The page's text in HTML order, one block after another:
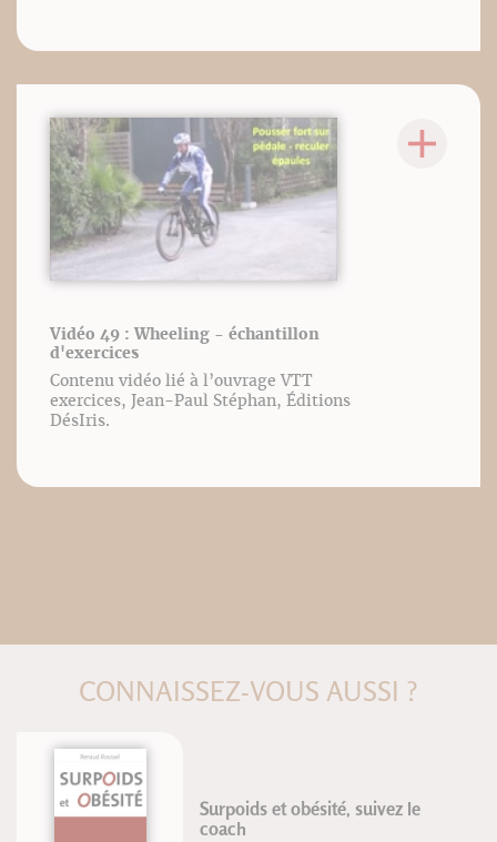
Vidéo 49 : Wheeling - échantillon
d'exercices
Contenu vidéo lié à l’ouvrage VTT
exercices, Jean-Paul Stéphan, Éditions
DésIris.
CONNAISSEZ-VOUS AUSSI ?
Surpoids et obésité, suivez le
coach